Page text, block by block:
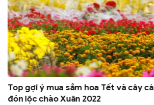
Top gợi ý mua sắm hoa Tết và cây
đón lộc chào Xuân 2022